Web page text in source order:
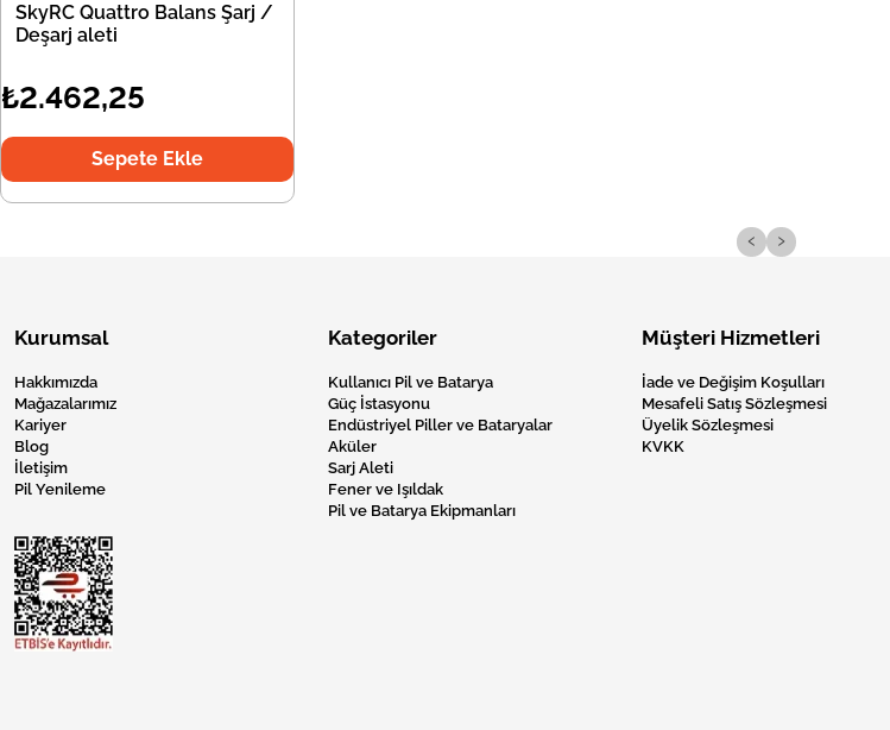
SkyRC Quattro Balans Şarj /
Deşarj aleti
₺2.462,25
Sepete Ekle
‹ ›
Kurumsal
Hakkımızda
Mağazalarımız
Kariyer
Blog
İletişim
Pil Yenileme
Kategoriler
Kullanıcı Pil ve Batarya
Güç İstasyonu
Endüstriyel Piller ve Bataryalar
Aküler
Sarj Aleti
Fener ve Işıldak
Pil ve Batarya Ekipmanları
Müşteri Hizmetleri
İade ve Değişim Koşulları
Mesafeli Satış Sözleşmesi
Üyelik Sözleşmesi
KVKK